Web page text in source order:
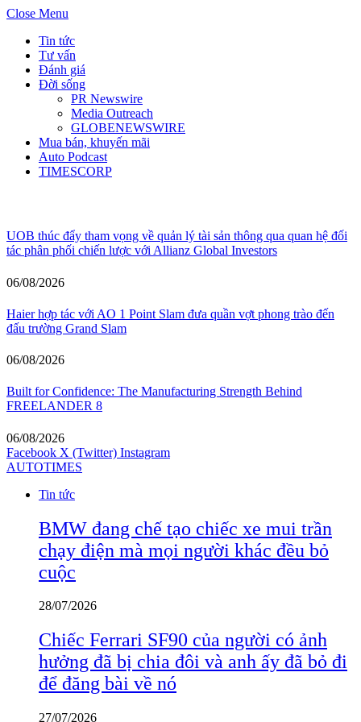
Close Menu
Tin tức
Tư vấn
Đánh giá
Đời sống
PR Newswire
Media Outreach
GLOBENEWSWIRE
Mua bán, khuyến mãi
Auto Podcast
TIMESCORP
UOB thúc đẩy tham vọng về quản lý tài sản thông qua quan hệ đối
tác phân phối chiến lược với Allianz Global Investors
06/08/2026
Haier hợp tác với AO 1 Point Slam đưa quần vợt phong trào đến
đấu trường Grand Slam
06/08/2026
Built for Confidence: The Manufacturing Strength Behind
FREELANDER 8
06/08/2026
Facebook X (Twitter) Instagram
AUTOTIMES
Tin tức
BMW đang chế tạo chiếc xe mui trần
chạy điện mà mọi người khác đều bỏ
cuộc
28/07/2026
Chiếc Ferrari SF90 của người có ảnh
hưởng đã bị chia đôi và anh ấy đã bỏ đi
để đăng bài về nó